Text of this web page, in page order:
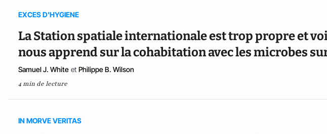
EXCES D'HYGIENE
La Station spatiale internationale est trop propre et
nous apprend sur la cohabitation avec les microbes
Samuel J. White et Philippe B. Wilson
4 min de lecture
IN MORVE VERITAS